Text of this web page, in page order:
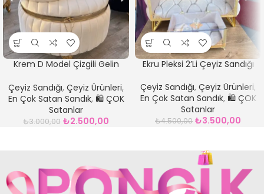
Krem D Model Çizgili Gelin
Çeyiz Sandığı, Çeyiz Ürünleri,
En Çok Satan Sandık, 🛍️ ÇOK
Satanlar
₺3.000,00 ₺2.500,00
Ekru Pleksi 2’Li Çeyiz Sandığı
Çeyiz Sandığı, Çeyiz Ürünleri,
En Çok Satan Sandık, 🛍️ ÇOK
Satanlar
₺4.500,00 ₺3.500,00